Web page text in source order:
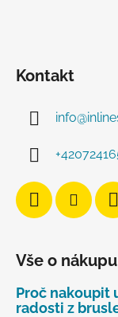
Kontakt
info@
Vše o nákupu
Proč nakoupit
radosti z